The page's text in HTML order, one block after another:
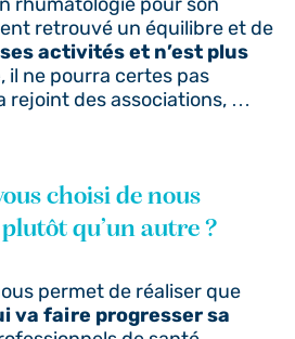
retrouvé un équilibre et de
activités et n’est plus
, il ne pourra certes pas
rejoint des associations, …
choisi de nous
qu’un autre ?
permet de réaliser que
va faire progresser sa